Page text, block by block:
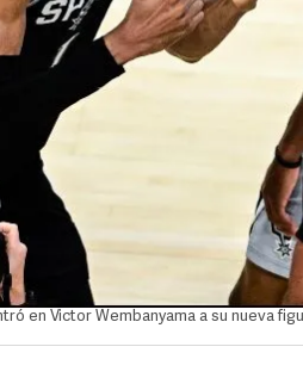
en Victor Wembanyama a su nueva